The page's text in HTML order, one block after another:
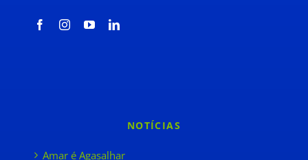
NOTÍCIAS
Amar é Agasalhar